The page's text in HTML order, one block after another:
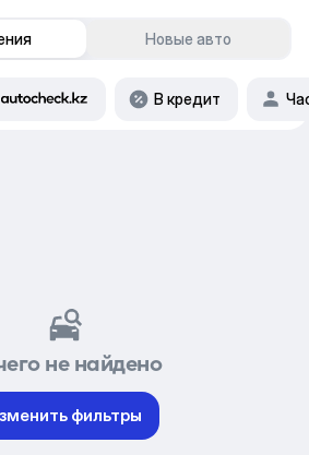
Новые авто
В кредит
не найдено
фильтры